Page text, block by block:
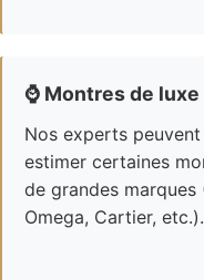
⌚ Montres de luxe
Nos experts peuvent
estimer certaines
de grandes marques
Omega, Cartier, etc.).